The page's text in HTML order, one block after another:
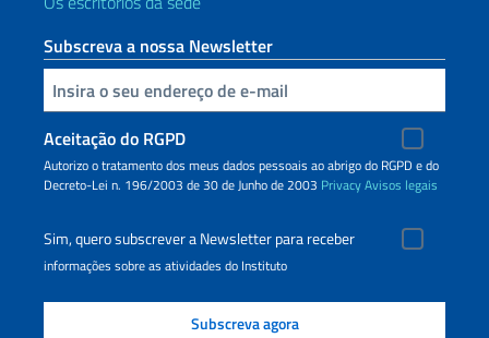
Subscreva a nossa Newsletter
Inserisci la tua email
Aceitação do RGPD
Autorizo o tratamento dos meus dados pessoais ao abrigo do RGPD e do
Decreto-Lei n. 196/2003 de 30 de Junho de 2003 PrivacyAvisos legais
Sim, quero subscrever a Newsletter para receber
informações sobre as atividades do Instituto